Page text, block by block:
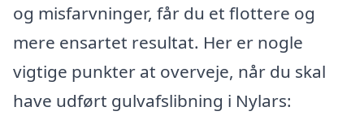
og misfarvninger, får du et flottere og
mere ensartet resultat. Her er nogle
vigtige punkter at overveje, når du skal
have udført gulvafslibning i Nylars: